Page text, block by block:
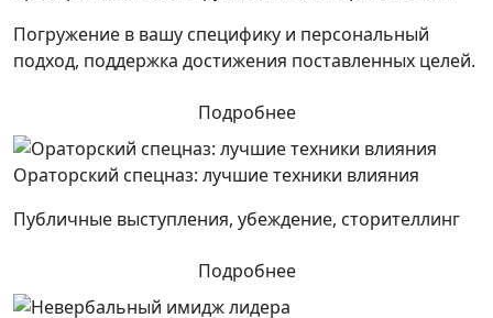
Погружение в вашу специфику и персональный
подход, поддержка достижения поставленных целей.
Подробнее
Ораторский спецназ: лучшие техники влияния
Публичные выступления, убеждение, сторителлинг
Подробнее